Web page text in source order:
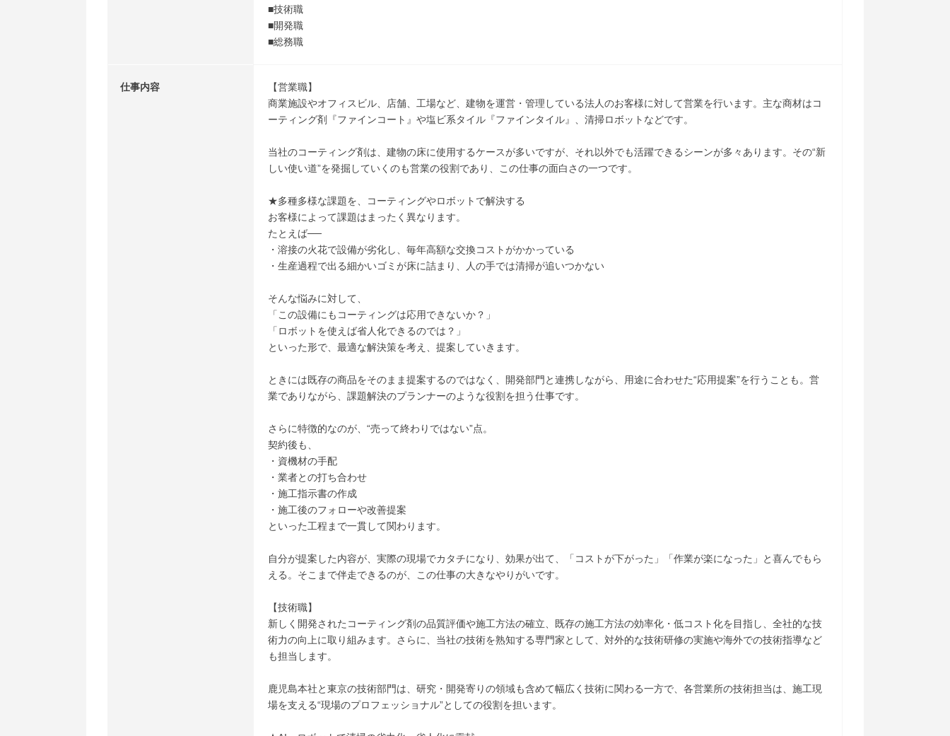
■技術職
■開発職
■総務職
仕事内容
【営業職】
商業施設やオフィスビル、店舗、工場など、建物を運営・管理している法人のお客様に対して営業を行います。主な商材はコ
ーティング剤『ファインコート』や塩ビ系タイル『ファインタイル』、清掃ロボットなどです。
当社のコーティング剤は、建物の床に使用するケースが多いですが、それ以外でも活躍できるシーンが多々あります。その“新
しい使い道”を発掘していくのも営業の役割であり、この仕事の面白さの一つです。
★多種多様な課題を、コーティングやロボットで解決する
お客様によって課題はまったく異なります。
たとえば──
・溶接の火花で設備が劣化し、毎年高額な交換コストがかかっている
・生産過程で出る細かいゴミが床に詰まり、人の手では清掃が追いつかない
そんな悩みに対して、
「この設備にもコーティングは応用できないか？」
「ロボットを使えば省人化できるのでは？」
といった形で、最適な解決策を考え、提案していきます。
ときには既存の商品をそのまま提案するのではなく、開発部門と連携しながら、用途に合わせた“応用提案”を行うことも。営
業でありながら、課題解決のプランナーのような役割を担う仕事です。
さらに特徴的なのが、“売って終わりではない”点。
契約後も、
・資機材の手配
・業者との打ち合わせ
・施工指示書の作成
・施工後のフォローや改善提案
といった工程まで一貫して関わります。
自分が提案した内容が、実際の現場でカタチになり、効果が出て、「コストが下がった」「作業が楽になった」と喜んでもら
える。そこまで伴走できるのが、この仕事の大きなやりがいです。
【技術職】
新しく開発されたコーティング剤の品質評価や施工方法の確立、既存の施工方法の効率化・低コスト化を目指し、全社的な技
術力の向上に取り組みます。さらに、当社の技術を熟知する専門家として、対外的な技術研修の実施や海外での技術指導など
も担当します。
鹿児島本社と東京の技術部門は、研究・開発寄りの領域も含めて幅広く技術に関わる一方で、各営業所の技術担当は、施工現
場を支える“現場のプロフェッショナル”としての役割を担います。